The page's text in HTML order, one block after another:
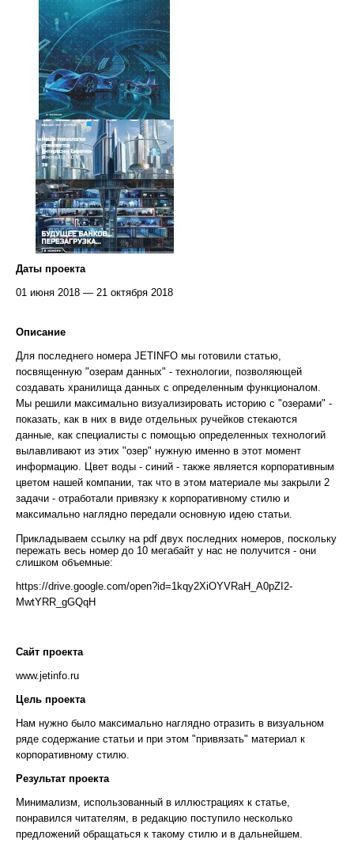
Даты проекта
01 июня 2018 — 21 октября 2018
Описание
Для последнего номера JETINFO мы готовили статью,
посвященную "озерам данных" - технологии, позволяющей
создавать хранилища данных с определенным функционалом.
Мы решили максимально визуализировать историю с "озерами" -
показать, как в них в виде отдельных ручейков стекаются
данные, как специалисты с помощью определенных технологий
вылавливают из этих "озер" нужную именно в этот момент
информацию. Цвет воды - синий - также является корпоративным
цветом нашей компании, так что в этом материале мы закрыли 2
задачи - отработали привязку к корпоративному стилю и
максимально наглядно передали основную идею статьи.
Прикладываем ссылку на pdf двух последних номеров, поскольку
пережать весь номер до 10 мегабайт у нас не получится - они
слишком объемные:
https://drive.google.com/open?id=1kqy2XiOYVRaH_A0pZI2-
MwtYRR_gGQqH
Сайт проекта
www.jetinfo.ru
Цель проекта
Нам нужно было максимально наглядно отразить в визуальном
ряде содержание статьи и при этом "привязать" материал к
корпоративному стилю.
Результат проекта
Минимализм, использованный в иллюстрациях к статье,
понравился читателям, в редакцию поступило несколько
предложений обращаться к такому стилю и в дальнейшем.